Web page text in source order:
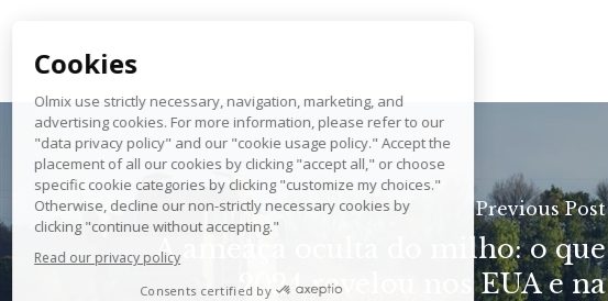
Previous Post
A ameaça oculta do milho: o que
2024 revelou nos EUA e na